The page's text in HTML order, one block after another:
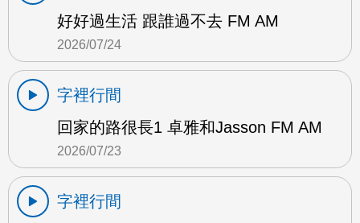
好好過生活 跟誰過不去 FM AM
2026/07/24
字裡行間
回家的路很長1 卓雅和Jasson FM AM
2026/07/23
字裡行間